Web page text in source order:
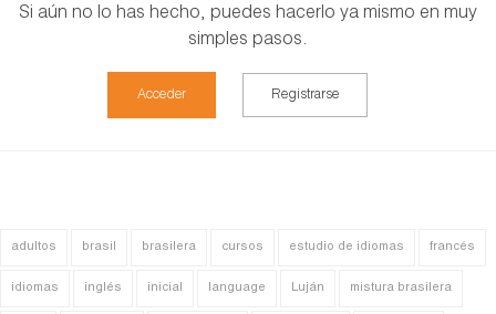
Si aún no lo has hecho, puedes hacerlo ya mismo en muy
simples pasos.
Acceder Registrarse
adultos brasil brasilera cursos estudio de idiomas francés
idiomas inglés inicial language Luján mistura brasilera